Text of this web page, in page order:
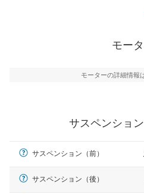
モー
モーターの詳細情報
サスペンショ
サスペンション（前）
サスペンション（後）